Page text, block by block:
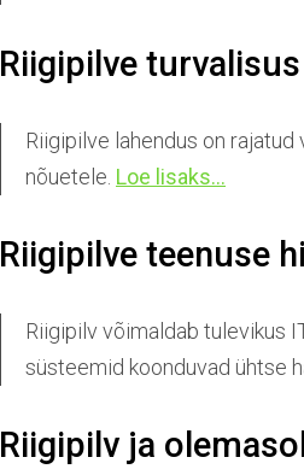
Riigipilve turvalisus
Riigipilve lahendus on
nõuetele. Loe lisaks...
Riigipilve teenuse
Riigipilv võimaldab tulevikus
süsteemid koonduvad ühtse
Riigipilv ja